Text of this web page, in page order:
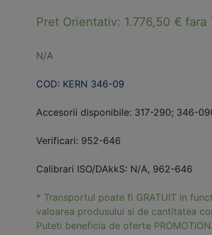
Pret Orientativ: 1.776,50 € fara
N/A
COD: KERN 346-09
Accesorii disponibile: 317-290; 346-
Verificari: 952-646
Calibrari ISO/DAkkS: N/A, 962-646
* Transportul poate fi GRATUIT in
valoarea produsului si de cantitatea
Puteti beneficia de oferte